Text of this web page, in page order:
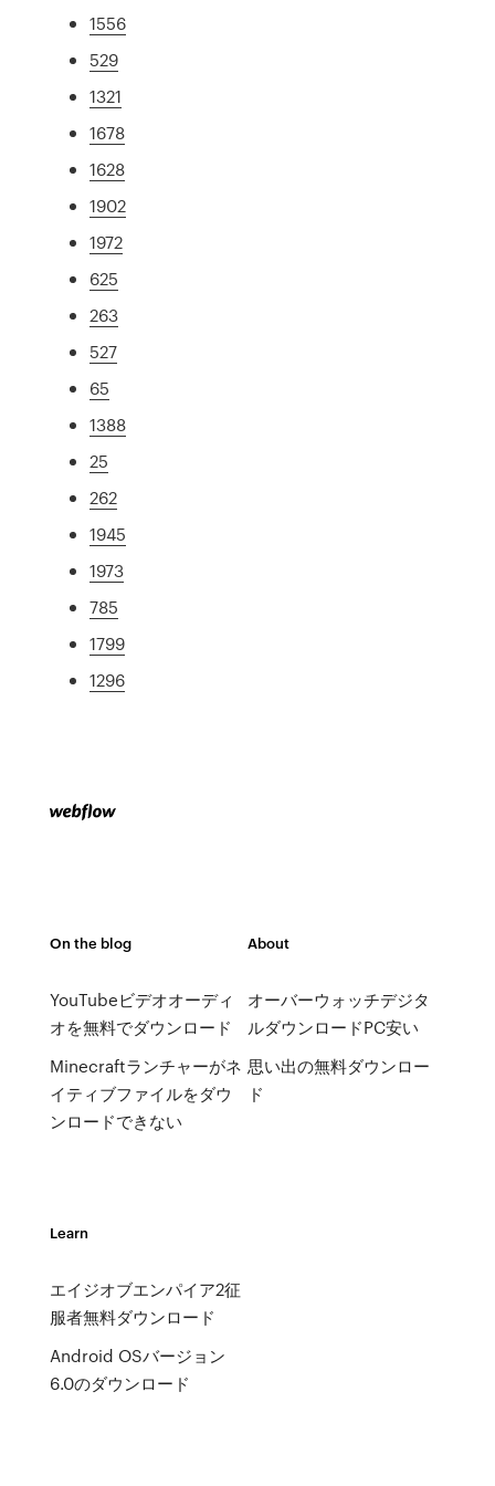
1556
529
1321
1678
1628
1902
1972
625
263
527
65
1388
25
262
1945
1973
785
1799
1296
On the blog
YouTubeビデオオーディ
オを無料でダウンロード
Minecraftランチャーがネ
イティブファイルをダウ
ンロードできない
About
オーバーウォッチデジタ
ルダウンロードPC安い
思い出の無料ダウンロー
ド
Learn
エイジオブエンパイア2征
服者無料ダウンロード
Android OSバージョン
6.0のダウンロード